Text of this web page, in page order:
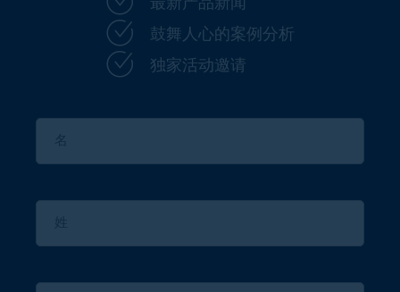
鼓舞人心的案例分析
独家活动邀请